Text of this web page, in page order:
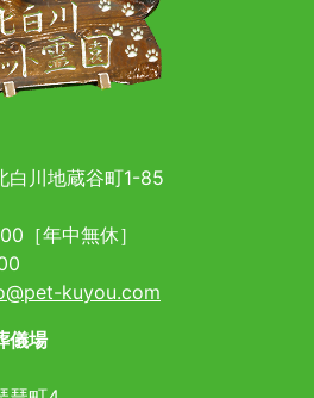
白川地蔵谷町1-85
［年中無休］
kuyou.com
儀場